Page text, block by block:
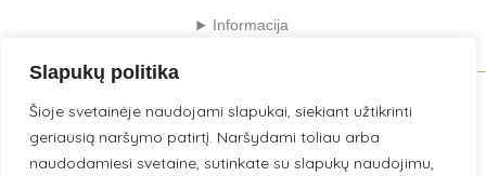
Slapukų politika
Šioje svetainėje naudojami slapukai, siekiant užtikrinti
geriausią naršymo patirtį. Naršydami toliau arba
naudodamiesi svetaine, sutinkate su slapukų naudojimu,
Informacija
© 2026 . Powered by LilijaDigital .